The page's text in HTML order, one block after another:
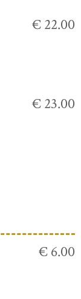
€ 22.00
€ 23.00
€ 6.00